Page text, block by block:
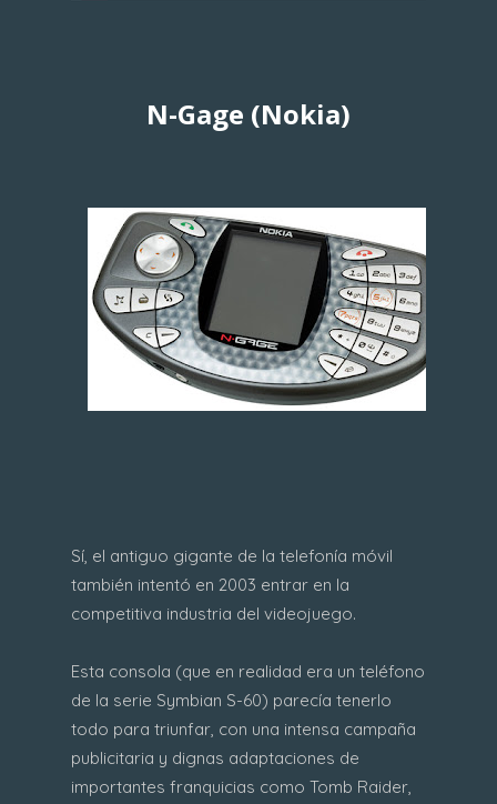
N-Gage (Nokia)
Sí, el antiguo gigante de la telefonía móvil
también intentó en 2003 entrar en la
competitiva industria del videojuego.
Esta consola (que en realidad era un teléfono
de la serie Symbian S-60) parecía tenerlo
todo para triunfar, con una intensa campaña
publicitaria y dignas adaptaciones de
importantes franquicias como Tomb Raider,